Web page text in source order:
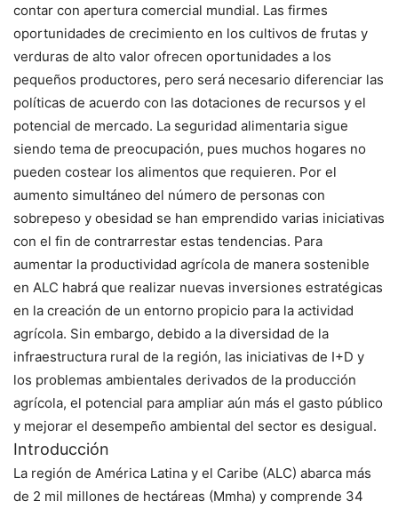
contar con apertura comercial mundial. Las firmes
oportunidades de crecimiento en los cultivos de frutas y
verduras de alto valor ofrecen oportunidades a los
pequeños productores, pero será necesario diferenciar las
políticas de acuerdo con las dotaciones de recursos y el
potencial de mercado. La seguridad alimentaria sigue
siendo tema de preocupación, pues muchos hogares no
pueden costear los alimentos que requieren. Por el
aumento simultáneo del número de personas con
sobrepeso y obesidad se han emprendido varias iniciativas
con el fin de contrarrestar estas tendencias. Para
aumentar la productividad agrícola de manera sostenible
en ALC habrá que realizar nuevas inversiones estratégicas
en la creación de un entorno propicio para la actividad
agrícola. Sin embargo, debido a la diversidad de la
infraestructura rural de la región, las iniciativas de I+D y
los problemas ambientales derivados de la producción
agrícola, el potencial para ampliar aún más el gasto público
y mejorar el desempeño ambiental del sector es desigual.
Introducción
La región de América Latina y el Caribe (ALC) abarca más
de 2 mil millones de hectáreas (Mmha) y comprende 34